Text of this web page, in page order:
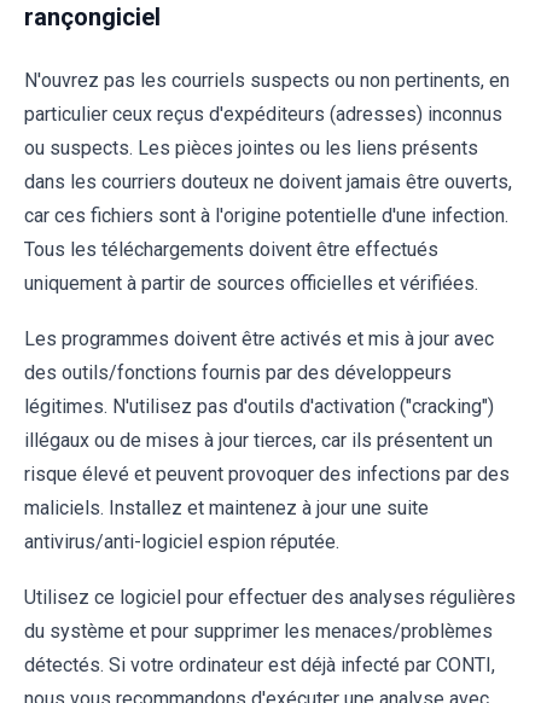
rançongiciel
N'ouvrez pas les courriels suspects ou non pertinents, en
particulier ceux reçus d'expéditeurs (adresses) inconnus
ou suspects. Les pièces jointes ou les liens présents
dans les courriers douteux ne doivent jamais être ouverts,
car ces fichiers sont à l'origine potentielle d'une infection.
Tous les téléchargements doivent être effectués
uniquement à partir de sources officielles et vérifiées.
Les programmes doivent être activés et mis à jour avec
des outils/fonctions fournis par des développeurs
légitimes. N'utilisez pas d'outils d'activation ("cracking")
illégaux ou de mises à jour tierces, car ils présentent un
risque élevé et peuvent provoquer des infections par des
maliciels. Installez et maintenez à jour une suite
antivirus/anti-logiciel espion réputée.
Utilisez ce logiciel pour effectuer des analyses régulières
du système et pour supprimer les menaces/problèmes
détectés. Si votre ordinateur est déjà infecté par CONTI,
nous vous recommandons d'exécuter une analyse avec